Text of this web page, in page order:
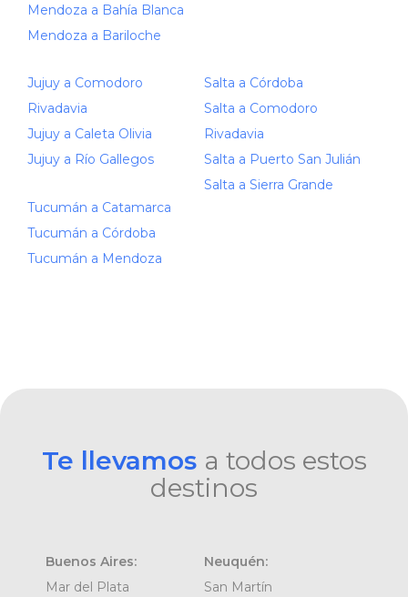
Mendoza a Bahía Blanca
Mendoza a Bariloche
Jujuy a Comodoro
Rivadavia
Jujuy a Caleta Olivia
Jujuy a Río Gallegos
Tucumán a Catamarca
Tucumán a Córdoba
Tucumán a Mendoza
Salta a Córdoba
Salta a Comodoro
Rivadavia
Salta a Puerto San Julián
Salta a Sierra Grande
Te llevamos a todos estos
destinos
Buenos Aires:
Mar del Plata
Neuquén:
San Martín